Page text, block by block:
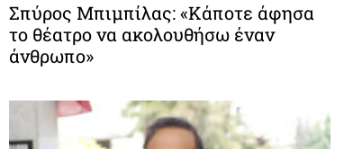
Σπύρος Μπιμπίλας: «Κάποτε άφησα
το θέατρο να ακολουθήσω έναν
άνθρωπο»